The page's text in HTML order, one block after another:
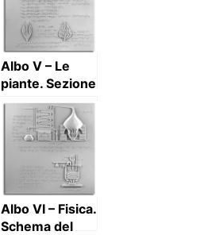
Albo V – Le
piante. Sezione
trasversale di
una foglia e
due tipi di
nervatura delle
foglie
Albo VI – Fisica.
Schema del